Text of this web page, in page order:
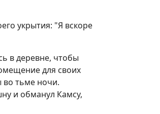
укрытия: "Я вскоре
в деревне, чтобы
для своих
тьме ночи.
и обманул Камсу,